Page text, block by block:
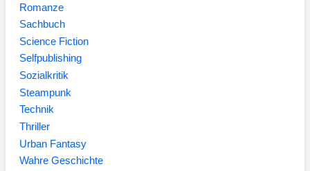
Romanze
Sachbuch
Science Fiction
Selfpublishing
Sozialkritik
Steampunk
Technik
Thriller
Urban Fantasy
Wahre Geschichte